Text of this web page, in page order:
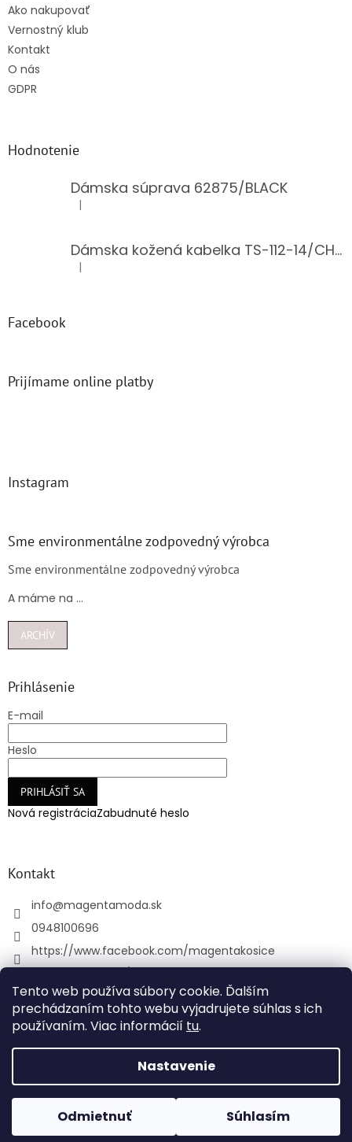
Tento web používa súbory cookie. Ďalším
prechádzaním tohto webu vyjadrujete súhlas s ich
používaním. Viac informácií tu.
Nastavenie
Odmietnuť Súhlasím
Ako nakupovať
Vernostný klub
Kontakt
O nás
GDPR
Hodnotenie
Dámska súprava 62875/BLACK
Hodnotenie produktu je 5 z 5 hviezdičiek.
|
Dámska kožená kabelka TS-112-14/CHOCO
Hodnotenie produktu je 5 z 5 hviezdičiek.
|
Facebook
Prijímame online platby
Instagram
Sme environmentálne zodpovedný výrobca
Sme environmentálne zodpovedný výrobca
A máme na ...
ARCHÍV
Prihlásenie
E-mail
Heslo
PRIHLÁSIŤ SA
Nová registráciaZabudnuté heslo
Kontakt
info@magentamoda.sk
0948100696
https://www.facebook.com/magentakosice
+421948100696
Copyright 2026MAGENTAMODA. Všetky práva
vyhradené.
Upraviť nastavenie cookies